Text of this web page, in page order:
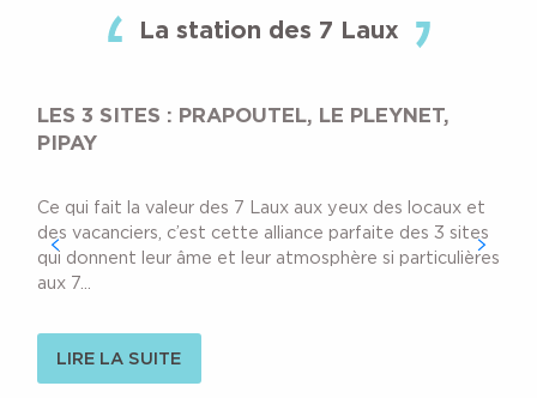
La station des 7 Laux
LES 3 SITES : PRAPOUTEL, LE PLEYNET,
PIPAY
Ce qui fait la valeur des 7 Laux aux yeux des locaux et
des vacanciers, c’est cette alliance parfaite des 3 sites
qui donnent leur âme et leur atmosphère si particulières
aux 7...
LIRE LA SUITE